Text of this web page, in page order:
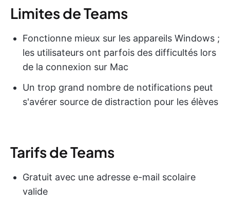
Limites de Teams
Fonctionne mieux sur les appareils Windows ;
les utilisateurs ont parfois des difficultés lors
de la connexion sur Mac
Un trop grand nombre de notifications peut
s'avérer source de distraction pour les élèves
Tarifs de Teams
Gratuit avec une adresse e-mail scolaire
valide